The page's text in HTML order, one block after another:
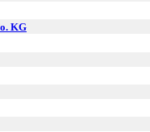
KG